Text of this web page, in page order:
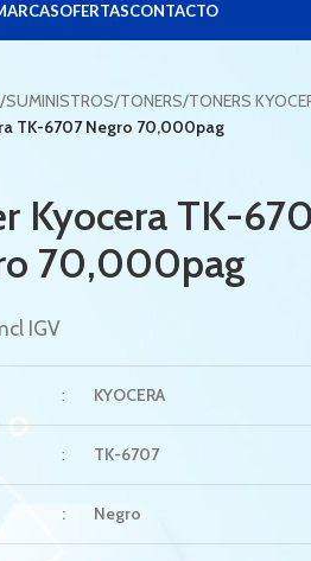
OFERTASCONTACTO
/SUMINISTROS/TONERS/TONERS
TK-6707 Negro 70,000pag
Kyocera TK-
70,000pag
IGV
: KYOCERA
: TK-6707
: Negro